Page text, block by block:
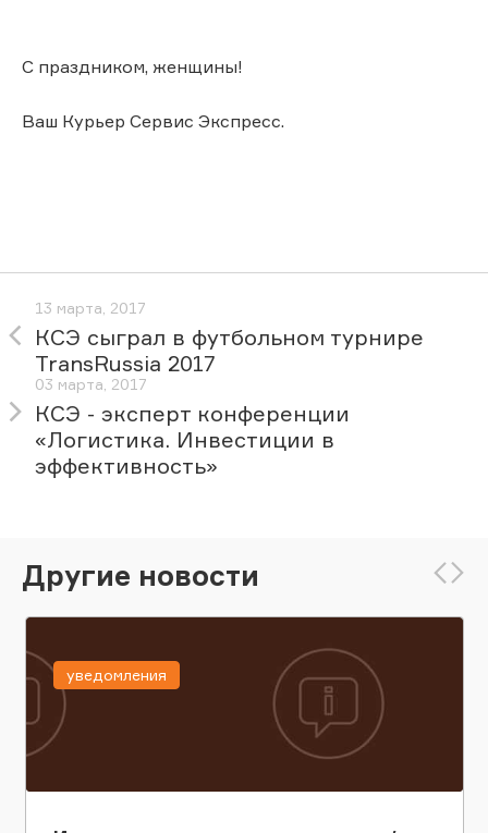
С праздником, женщины!
Ваш Курьер Сервис Экспресс.
13 марта, 2017
КСЭ сыграл в футбольном турнире
TransRussia 2017
03 марта, 2017
КСЭ - эксперт конференции
«Логистика. Инвестиции в
эффективность»
Другие новости
уведомления